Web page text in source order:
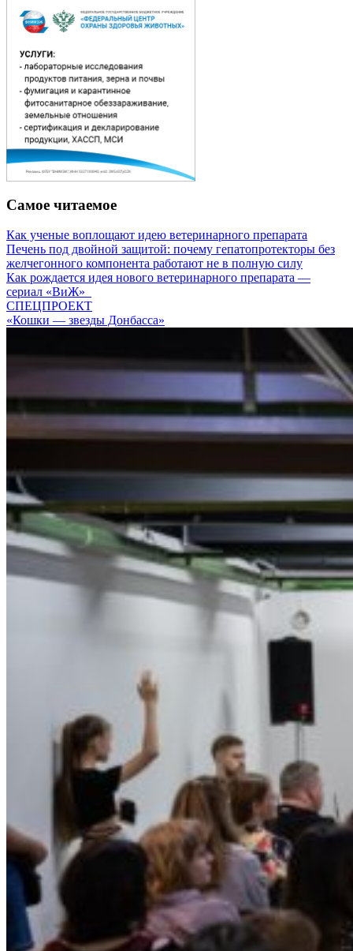
Самое читаемое
Как ученые воплощают идею ветеринарного препарата
Печень под двойной защитой: почему гепатопротекторы без
желчегонного компонента работают не в полную силу
Как рождается идея нового ветеринарного препарата —
сериал «ВиЖ»
СПЕЦПРОЕКТ
«Кошки — звезды Донбасса»